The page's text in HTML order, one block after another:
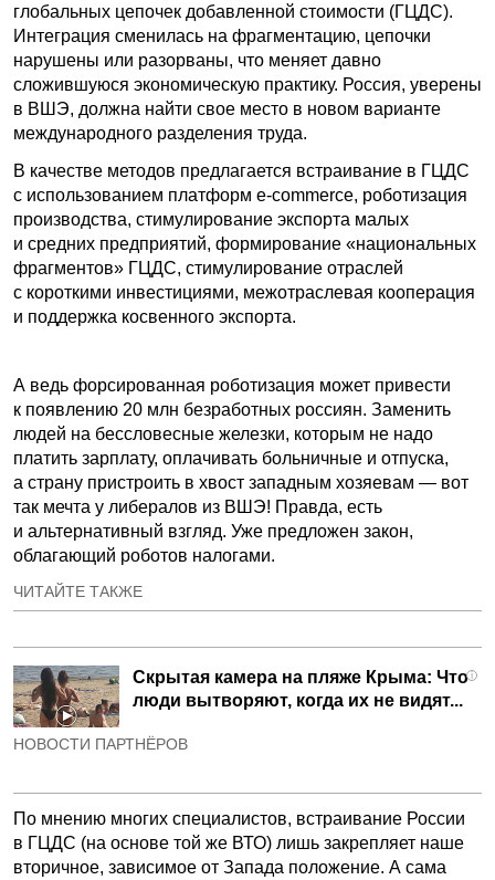
глобальных цепочек добавленной стоимости (ГЦДС).
Интеграция сменилась на фрагментацию, цепочки
нарушены или разорваны, что меняет давно
сложившуюся экономическую практику. Россия, уверены
в ВШЭ, должна найти свое место в новом варианте
международного разделения труда.
В качестве методов предлагается встраивание в ГЦДС
с использованием платформ e-commerce, роботизация
производства, стимулирование экспорта малых
и средних предприятий, формирование «национальных
фрагментов» ГЦДС, стимулирование отраслей
с короткими инвестициями, межотраслевая кооперация
и поддержка косвенного экспорта.
А ведь форсированная роботизация может привести
к появлению 20 млн безработных россиян. Заменить
людей на бессловесные железки, которым не надо
платить зарплату, оплачивать больничные и отпуска,
а страну пристроить в хвост западным хозяевам — вот
так мечта у либералов из ВШЭ! Правда, есть
и альтернативный взгляд. Уже предложен закон,
облагающий роботов налогами.
ЧИТАЙТЕ ТАКЖЕ
i
Скрытая камера на пляже Крыма: Что
люди вытворяют, когда их не видят...
НОВОСТИ ПАРТНЁРОВ
По мнению многих специалистов, встраивание России
в ГЦДС (на основе той же ВТО) лишь закрепляет наше
вторичное, зависимое от Запада положение. А сама